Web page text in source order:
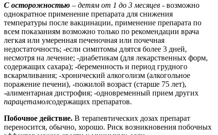
С осторожностью – детям от 1 до 3 месяцев - возможно
однократное применение препарата для снижения
температуры после вакцинации, применение препарата по
всем показаниям возможно только по рекомендации врача
легкая или умеренная печеночная или почечная
недостаточность; -если симптомы длятся более 3 дней,
несмотря на лечение; -диабетикам (для лекарственных форм,
содержащих сахара); -беременность и период грудного
вскармливания; -хронический алкоголизм (алкогольное
поражение печени), -пожилой возраст (старше 75 лет),
-алиментарная дистрофия; -одновременный прием других
парацетамолсодержащих препаратов.
Побочное действие. В терапевтических дозах препарат
переносится, обычно, хорошо. Риск возникновения побочных